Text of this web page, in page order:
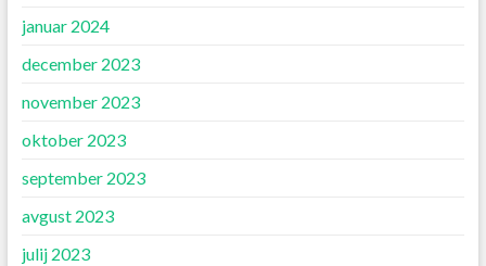
januar 2024
december 2023
november 2023
oktober 2023
september 2023
avgust 2023
julij 2023